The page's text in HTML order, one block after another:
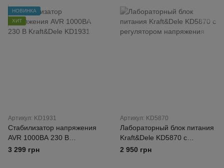
НОВИНКА
ХИТ
Артикул: KD1931
Стабилизатор напряжения
AVR 1000ВА 230 В
Kraft&Dele KD1931
3 299 грн
Артикул: KD5870
Лабораторный блок питания
Kraft&Dele KD5870 с
регулятором напряжения
2 950 грн